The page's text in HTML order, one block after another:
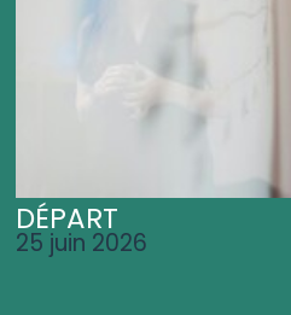
DÉPART
25 juin 2026